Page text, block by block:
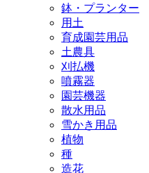
鉢・プランター
用土
育成園芸用品
土農具
刈払機
噴霧器
園芸機器
散水用品
雪かき用品
植物
種
造花